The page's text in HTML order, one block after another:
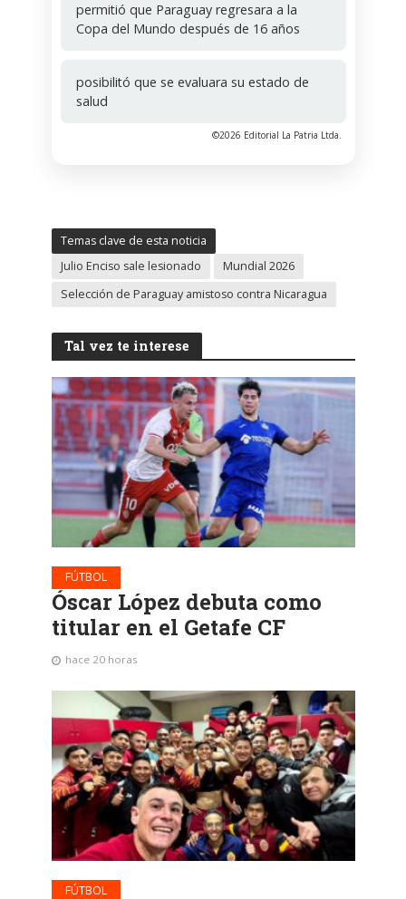
permitió que Paraguay regresara a la
Copa del Mundo después de 16 años
posibilitó que se evaluara su estado de
salud
©2026 Editorial La Patria Ltda.
Temas clave de esta noticia
Julio Enciso sale lesionado
Mundial 2026
Selección de Paraguay amistoso contra Nicaragua
Tal vez te interese
FÚTBOL
Óscar López debuta como
titular en el Getafe CF
hace 20 horas
FÚTBOL